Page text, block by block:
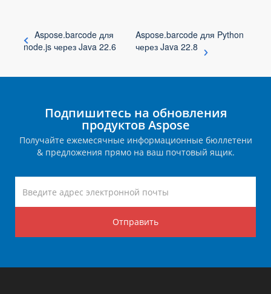
Aspose.barcode для
node.js через Java 22.6
Aspose.barcode для Python
через Java 22.8
Подпишитесь на обновления
продуктов Aspose
Получайте ежемесячные информационные бюллетени
& предложения прямо на ваш почтовый ящик.
Отправить